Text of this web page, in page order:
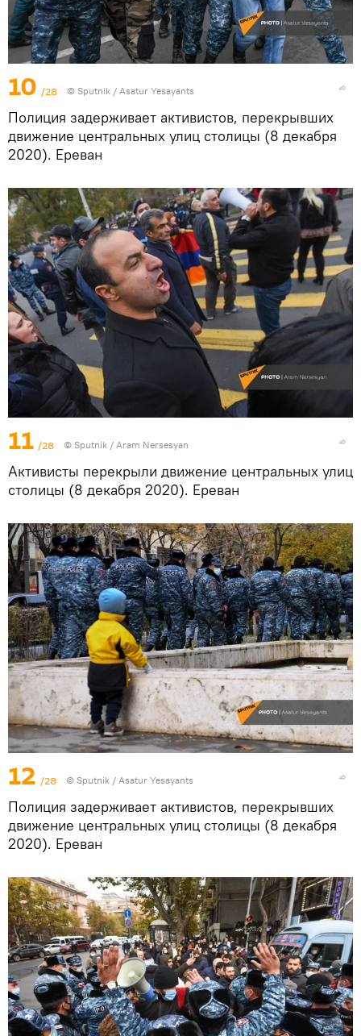
10 /28 © Sputnik / Asatur Yesayants
Полиция задерживает активистов, перекрывших
движение центральных улиц столицы (8 декабря
2020). Еревaн
11 /28 © Sputnik / Aram Nersesyan
Активисты перекрыли движение центральных улиц
столицы (8 декабря 2020). Еревaн
12 /28 © Sputnik / Asatur Yesayants
Полиция задерживает активистов, перекрывших
движение центральных улиц столицы (8 декабря
2020). Еревaн